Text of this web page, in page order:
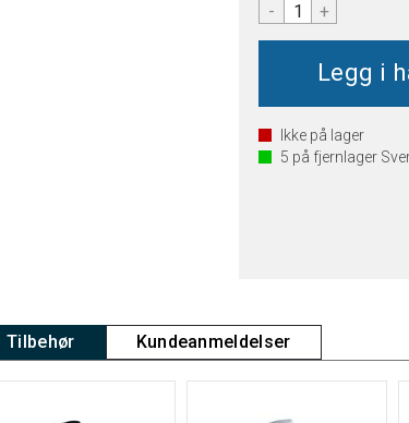
- +
Ikke på lager
5 på fjernlager
Tilbehør Kundeanmeldelser